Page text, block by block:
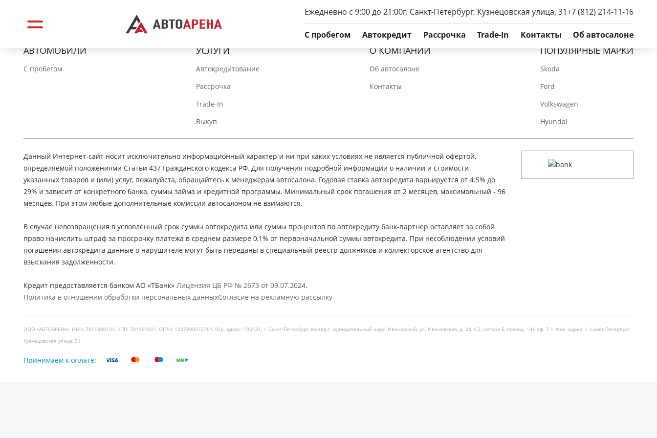
Ежедневно с 9:00 до 21:00г. Санкт-Петербург, Кузнецовская улица, 31+7 (812) 214-11-16
C пробегом Автокредит Рассрочка Trade-In Контакты Об автосалоне
АВТОМОБИЛИ
C пробегом
УСЛУГИ
Автокредитование
Рассрочка
Trade-In
Выкуп
О КОМПАНИИ
Об автосалоне
Контакты
ПОПУЛЯРНЫЕ МАРКИ
Skoda
Ford
Volkswagen
Hyundai
Данный Интернет-сайт носит исключительно информационный характер и ни при каких условиях не является публичной офертой,
определяемой положениями Статьи 437 Гражданского кодекса РФ. Для получения подробной информации о наличии и стоимости
указанных товаров и (или) услуг, пожалуйста, обращайтесь к менеджерам автосалона. Годовая ставка автокредита варьируется от 4.5% до
29% и зависит от конкретного банка, суммы займа и кредитной программы. Минимальный срок погашения от 2 месяцев, максимальный - 96
месяцев. При этом любые дополнительные комиссии автосалоном не взимаются.
В случае невозвращения в условленный срок суммы автокредита или суммы процентов по автокредиту банк-партнер оставляет за собой
право начислить штраф за просрочку платежа в среднем размере 0,1% от первоначальной суммы автокредита. При несоблюдении условий
погашения автокредита данные о нарушителе могут быть переданы в специальный реестр должников и коллекторское агентство для
взыскания задолженности.
Кредит предоставляется банком АО «ТБанк» Лицензия ЦБ РФ № 2673 от 09.07.2024.
Политика в отношении обработки персональных данныхСогласие на рекламную рассылку
ООО «АВТОАРЕНА», ИНН: 7811800191, КПП: 781101001, ОГРН: 1247800072761, Юр. адрес: 192131, г. Санкт-Петербург, вн.тер.г. муниципальный округ Ивановский, ул. Ивановская, д. 24, к.2, литера Б, помещ. 1-Н, оф. 7-1, Физ. адрес: г. Санкт-Петербург,
Кузнецовская улица, 31
Принимаем к оплате: